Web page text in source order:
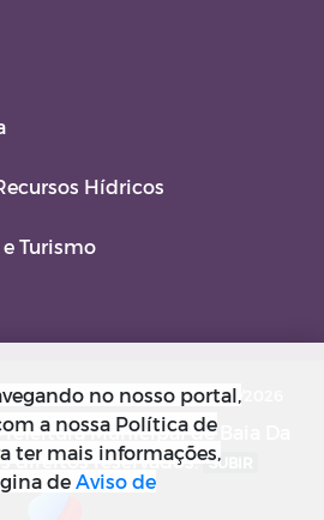
Hídricos
Turismo
Data da Versão: 18/03/2026
Municipal de Baia Da
direitos reservados. SUBIR
no nosso portal,
a nossa Política de
ter mais informações,
deAviso de